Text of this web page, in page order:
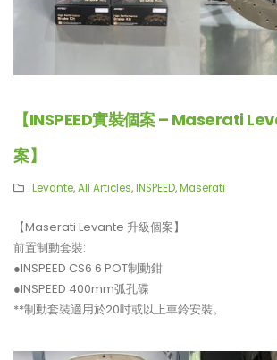
【INSPEED實裝個案 – Maserati
案】
Levante,All Articles,INSPEED,Maserati
【Maserati Levante 升級個案】
前置制動套裝:
●INSPEED CS6 6 POT制動鉗
●INSPEED 400mm弧孔碟
**制動套裝適用於20吋或以上車鈴安裝。